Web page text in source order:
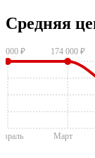
Средняя
000 ₽ 174 000 ₽
Март